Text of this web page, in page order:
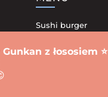
Sushi burger
z łososiem ⭐️